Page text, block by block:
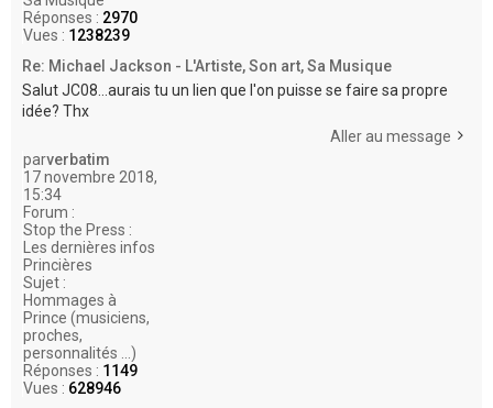
Réponses : 2970
Vues : 1238239
Re: Michael Jackson - L'Artiste, Son art, Sa Musique
Salut JC08...aurais tu un lien que l'on puisse se faire sa propre
idée? Thx
Aller au message
parverbatim
17 novembre 2018,
15:34
Forum :
Stop the Press :
Les dernières infos
Princières
Sujet :
Hommages à
Prince (musiciens,
proches,
personnalités ...)
Réponses : 1149
Vues : 628946